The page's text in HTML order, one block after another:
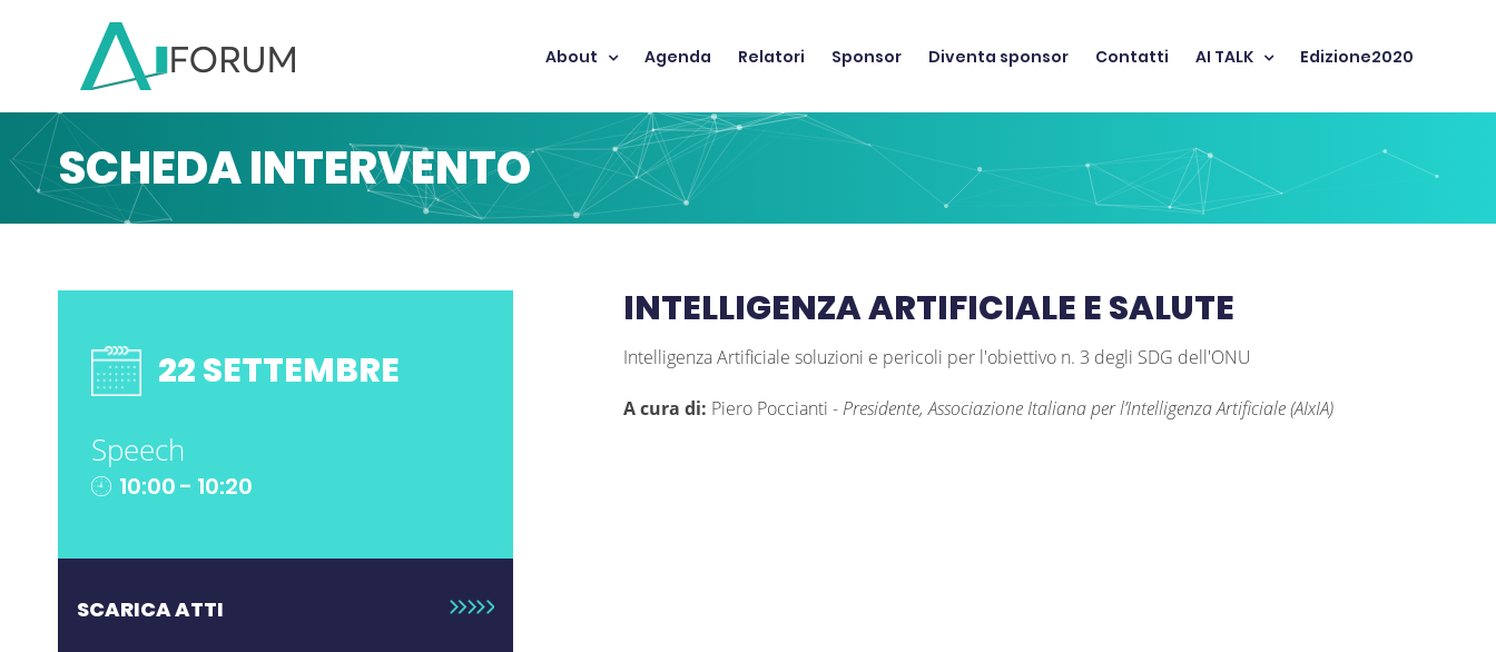
About Agenda Relatori Sponsor Diventa sponsor Contatti AI TALK Edizione2020
SCHEDA INTERVENTO
22 SETTEMBRE
Speech
10:00 - 10:20
SCARICA ATTI
INTELLIGENZA ARTIFICIALE E SALUTE
Intelligenza Artificiale soluzioni e pericoli per l'obiettivo n. 3 degli SDG dell'ONU
A cura di: Piero Poccianti - Presidente, Associazione Italiana per l’Intelligenza Artificiale (AIxIA)